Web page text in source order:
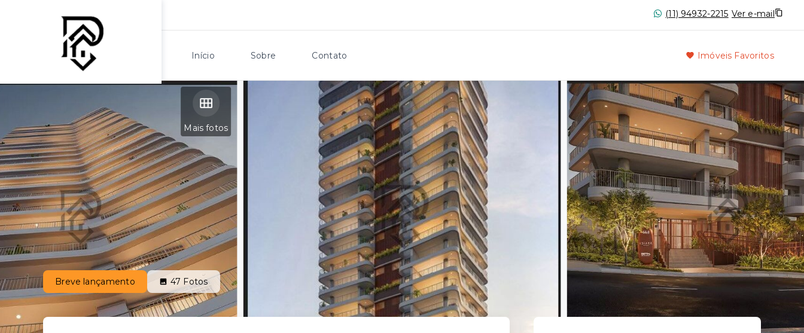
(11) 94932-2215 Ver e-mail
Início Sobre Contato Imóveis Favoritos
Mais fotos
Breve lançamento 47 Fotos